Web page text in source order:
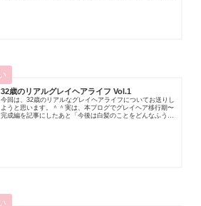
32歳のリアルグレイヘアライフ Vol.1
今回は、32歳のリアルなグレイヘアライフについてお送りし
ようと思います。＾＾実は、本ブログでグレイヘア移行期〜
完成編を記事にしたあと「今後は白髪のことをどんなふうに